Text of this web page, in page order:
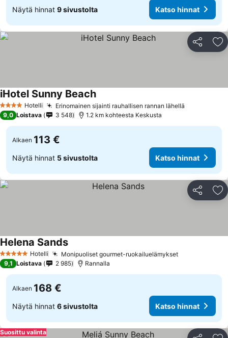
Näytä hinnat 9 sivustolta Katso hinnat
Jaa
4 Tähtiluokitus
Hotelli Erinomainen sijainti rauhallisen rannan lähellä
iHotel Sunny Beach
9,0 Loistava 3 548 1.2 km kohteesta Keskusta
Alkaen 113 €
Näytä hinnat 5 sivustolta Katso hinnat
Jaa
5 Tähtiluokitus
Hotelli Monipuoliset gourmet-ruokailuelämykset
Helena Sands
9,1 Loistava 2 985 Rannalla
Alkaen 168 €
Näytä hinnat 6 sivustolta Katso hinnat
Suosittu valinta